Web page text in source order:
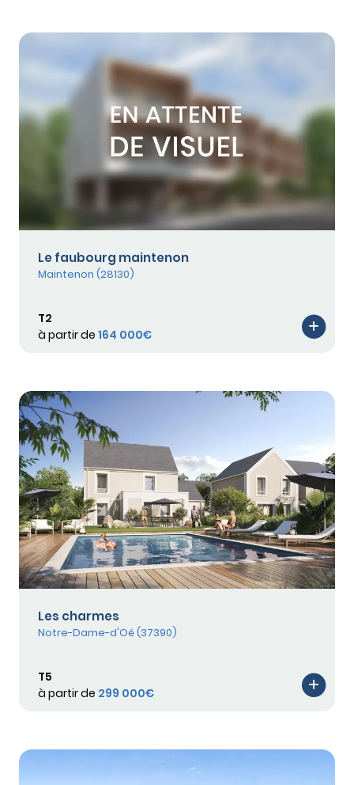
Le faubourg maintenon
Maintenon (28130)
T2
à partir de 164 000€
Les charmes
Notre-Dame-d'Oé (37390)
T5
à partir de 299 000€